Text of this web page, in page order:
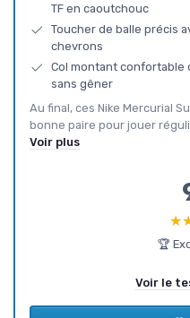
TF en caoutchouc
Toucher de balle précis
chevrons
Col montant confortable
sans gêner
Au final, ces Nike Mercurial
bonne paire pour jouer
Voir plus
🏆
Voir le